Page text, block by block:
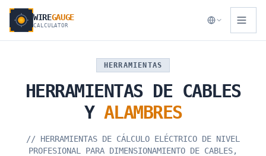
WIREGAUGE
CALCULATOR
HERRAMIENTAS
HERRAMIENTAS DE CABLES
Y ALAMBRES
// HERRAMIENTAS DE CÁLCULO ELÉCTRICO DE NIVEL
PROFESIONAL PARA DIMENSIONAMIENTO DE CABLES,